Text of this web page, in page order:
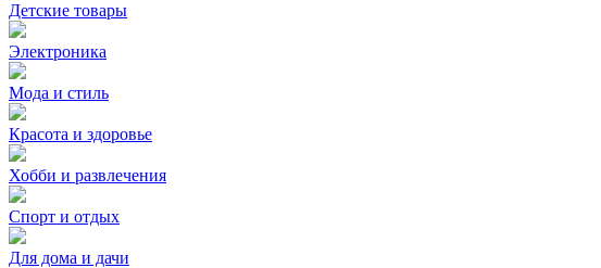
Детские товары
Электроника
Мода и стиль
Красота и здоровье
Хобби и развлечения
Спорт и отдых
Для дома и дачи